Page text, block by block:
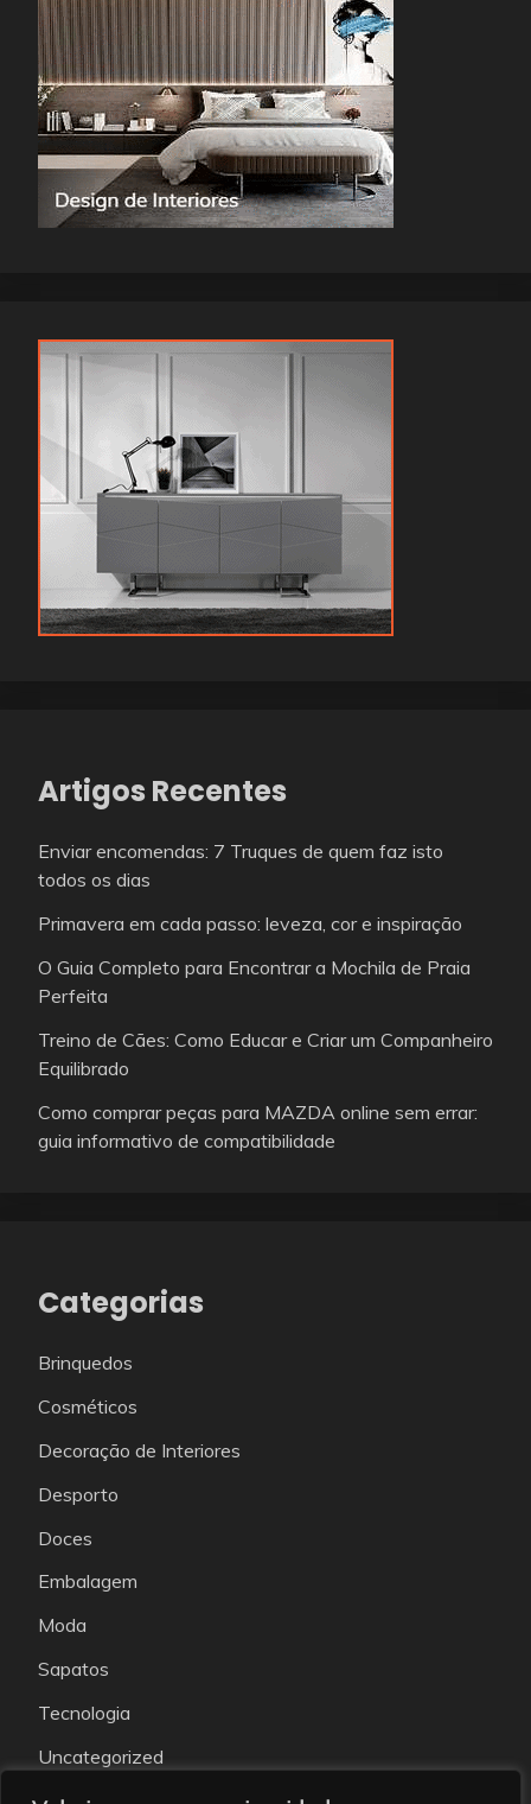
Artigos Recentes
Enviar encomendas: 7 Truques de quem faz isto
todos os dias
Primavera em cada passo: leveza, cor e inspiração
O Guia Completo para Encontrar a Mochila de Praia
Perfeita
Treino de Cães: Como Educar e Criar um Companheiro
Equilibrado
Como comprar peças para MAZDA online sem errar:
guia informativo de compatibilidade
Categorias
Brinquedos
Cosméticos
Decoração de Interiores
Desporto
Doces
Embalagem
Moda
Sapatos
Tecnologia
Uncategorized